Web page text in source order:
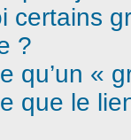
certains
?
qu’un «
que le